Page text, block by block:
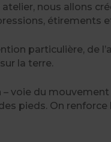
nous allons
étirements
particulière, de
la terre.
– voie du
pieds. On